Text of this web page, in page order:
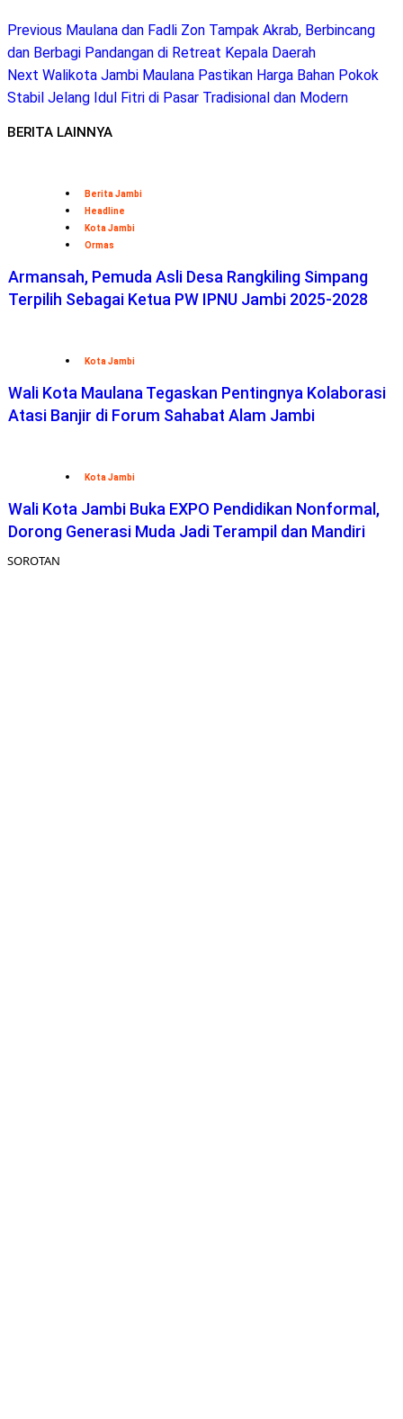
Previous Maulana dan Fadli Zon Tampak Akrab, Berbincang
dan Berbagi Pandangan di Retreat Kepala Daerah
Next Walikota Jambi Maulana Pastikan Harga Bahan Pokok
Stabil Jelang Idul Fitri di Pasar Tradisional dan Modern
BERITA LAINNYA
Berita Jambi
Headline
Kota Jambi
Ormas
Armansah, Pemuda Asli Desa Rangkiling Simpang
Terpilih Sebagai Ketua PW IPNU Jambi 2025-2028
Kota Jambi
Wali Kota Maulana Tegaskan Pentingnya Kolaborasi
Atasi Banjir di Forum Sahabat Alam Jambi
Kota Jambi
Wali Kota Jambi Buka EXPO Pendidikan Nonformal,
Dorong Generasi Muda Jadi Terampil dan Mandiri
SOROTAN